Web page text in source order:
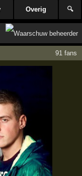
Overig 🔍
91 fans